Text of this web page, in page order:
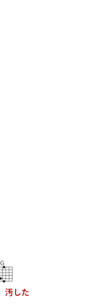
G
汚した